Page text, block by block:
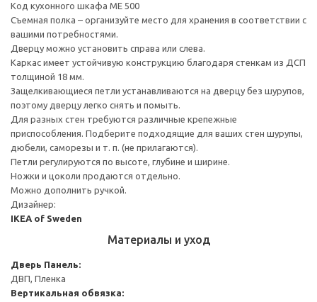
Код кухонного шкафа ME 500
Съемная полка – организуйте место для хранения в соответствии с
вашими потребностями.
Дверцу можно установить справа или слева.
Каркас имеет устойчивую конструкцию благодаря стенкам из ДСП
толщиной 18 мм.
Защелкивающиеся петли устанавливаются на дверцу без шурупов,
поэтому дверцу легко снять и помыть.
Для разных стен требуются различные крепежные
приспособления. Подберите подходящие для ваших стен шурупы,
дюбели, саморезы и т. п. (не прилагаются).
Петли регулируются по высоте, глубине и ширине.
Ножки и цоколи продаются отдельно.
Можно дополнить ручкой.
Дизайнер:
IKEA of Sweden
Материалы и уход
Дверь Панель:
ДВП, Пленка
Вертикальная обвязка: